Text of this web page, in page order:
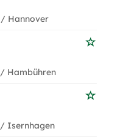
/ Hannover
/ Hambühren
/ Isernhagen